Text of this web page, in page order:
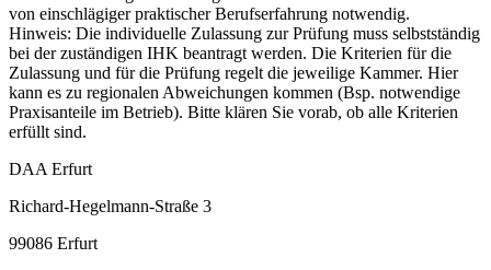
von einschlägiger praktischer Berufserfahrung notwendig.
Hinweis: Die individuelle Zulassung zur Prüfung muss selbstständig
bei der zuständigen IHK beantragt werden. Die Kriterien für die
Zulassung und für die Prüfung regelt die jeweilige Kammer. Hier
kann es zu regionalen Abweichungen kommen (Bsp. notwendige
Praxisanteile im Betrieb). Bitte klären Sie vorab, ob alle Kriterien
erfüllt sind.
DAA Erfurt
Richard-Hegelmann-Straße 3
99086 Erfurt